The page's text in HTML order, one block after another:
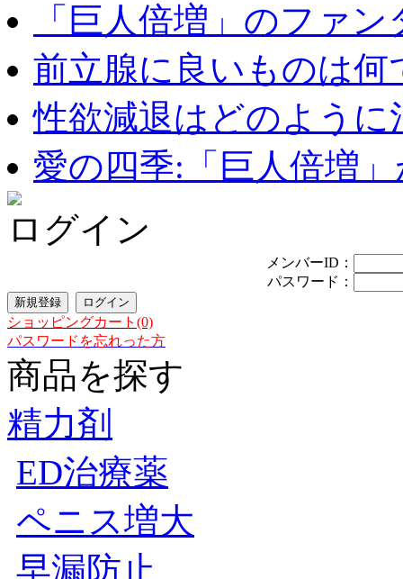
「巨人倍増」のファ
前立腺に良いものは何
性欲減退はどのように
愛の四季:「巨人倍増
ログイン
メンバーID：
パスワード：
ショッピングカート(0)
パスワードを忘れった方
商品を探す
精力剤
ED治療薬
ペニス増大
早漏防止